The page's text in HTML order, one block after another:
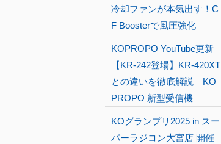
冷却ファンが本気出す！C
F Boosterで風圧強化
KOPROPO YouTube更新
【KR-242登場】KR-420XT
との違いを徹底解説｜KO
PROPO 新型受信機
KOグランプリ2025 in スー
パーラジコン大宮店 開催